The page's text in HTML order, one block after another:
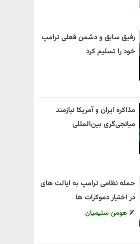
رفیق سابق و دشمن فعلی ترامپ
خود را تسلیم کرد
مذاکره ایران و آمریکا نیازمند
میانجی‌گری بین‌المللی
حمله نظامی ترامپ به ایالت های
در اختیار دموکرات ها
هومن سلیمیان